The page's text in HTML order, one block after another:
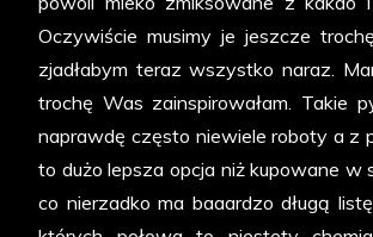
Oczywiście musimy je jeszcze
zjadłabym teraz wszystko naraz.
trochę Was zainspirowałam. Takie
naprawdę często niewiele roboty a z
to dużo lepsza opcja niż kupowane w
co nierzadko ma baaardzo długą